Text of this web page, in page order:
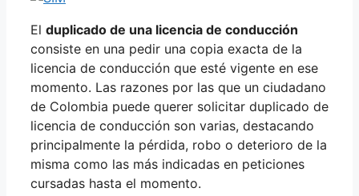
El duplicado de una licencia de conducción
consiste en una pedir una copia exacta de la
licencia de conducción que esté vigente en ese
momento. Las razones por las que un ciudadano
de Colombia puede querer solicitar duplicado de
licencia de conducción son varias, destacando
principalmente la pérdida, robo o deterioro de la
misma como las más indicadas en peticiones
cursadas hasta el momento.